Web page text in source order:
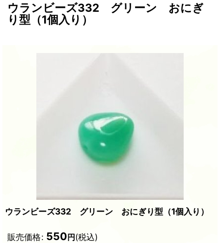
ウランビーズ332 グリーン おにぎ
り型（1個入り）
ウランビーズ332 グリーン おにぎり型（1個入り）
販売価格: 550円(税込)